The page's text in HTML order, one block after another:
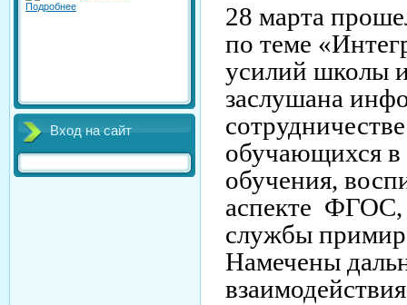
Подробнее
Вход на сайт
28 марта
по теме
усилий школы
заслушана
обучающихся в
обучения,
аспекте ФГОС,
службы
Намечены